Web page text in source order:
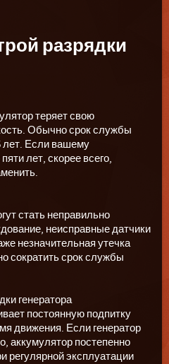
разрядки
теряет свою
Обычно срок службы
лет. Если вашему
лет, скорее всего,
стать неправильно
неисправные датчики
незначительная утечка
сократить срок службы
генератора
постоянную подпитку
движения. Если генератор
аккумулятор постепенно
регулярной эксплуатации